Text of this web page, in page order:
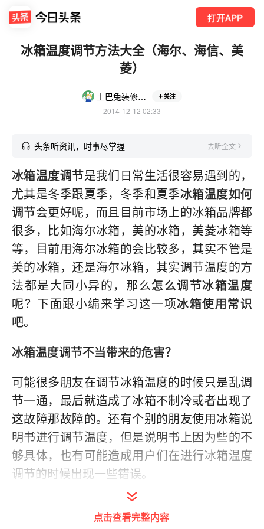
打开APP
冰箱温度调节方法大全（海尔、海信、美
菱）
土巴兔装修家居 关注
2014-12-12 02:33
头条听资讯，时事尽掌握 去听全文
冰箱温度调节是我们日常生活很容易遇到的，
尤其是冬季跟夏季，冬季和夏季冰箱温度如何
调节会更好呢，而且目前市场上的冰箱品牌都
很多，比如海尔冰箱，美的冰箱，美菱冰箱等
等，目前用海尔冰箱的会比较多，其实不管是
美的冰箱，还是海尔冰箱，其实调节温度的方
法都是大同小异的，那么怎么调节冰箱温度
呢？下面跟小编来学习这一项冰箱使用常识
吧。
冰箱温度调节不当带来的危害？
可能很多朋友在调节冰箱温度的时候只是乱调
节一通，最后就造成了冰箱不制冷或者出现了
这故障那故障的。还有个别的朋友使用冰箱说
明书进行调节温度，但是说明书上因为些的不
够具体，也有可能造成用户们在进行冰箱温度
调节的时候出现一些错误。
网上也可以看到很多关于冰箱温度调节的方
法，这些方法中有的可能是网友转载，有可能
点击查看完整内容